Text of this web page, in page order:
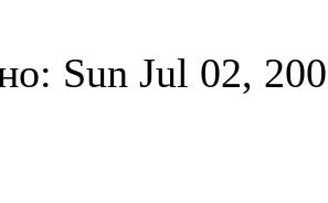
Sun Jul 02,